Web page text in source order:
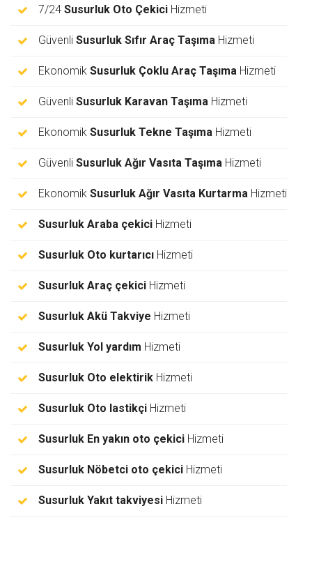
7/24 Susurluk Oto Çekici Hizmeti
Güvenli Susurluk Sıfır Araç Taşıma Hizmeti
Ekonomik Susurluk Çoklu Araç Taşıma Hizmeti
Güvenli Susurluk Karavan Taşıma Hizmeti
Ekonomik Susurluk Tekne Taşıma Hizmeti
Güvenli Susurluk Ağır Vasıta Taşıma Hizmeti
Ekonomik Susurluk Ağır Vasıta Kurtarma Hizmeti
Susurluk Araba çekici Hizmeti
Susurluk Oto kurtarıcı Hizmeti
Susurluk Araç çekici Hizmeti
Susurluk Akü Takviye Hizmeti
Susurluk Yol yardım Hizmeti
Susurluk Oto elektirik Hizmeti
Susurluk Oto lastikçi Hizmeti
Susurluk En yakın oto çekici Hizmeti
Susurluk Nöbetci oto çekici Hizmeti
Susurluk Yakıt takviyesi Hizmeti